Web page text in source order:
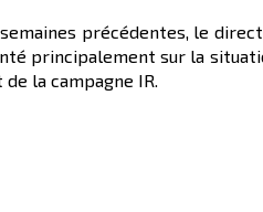
précédentes, le
principalement sur la
la campagne IR.